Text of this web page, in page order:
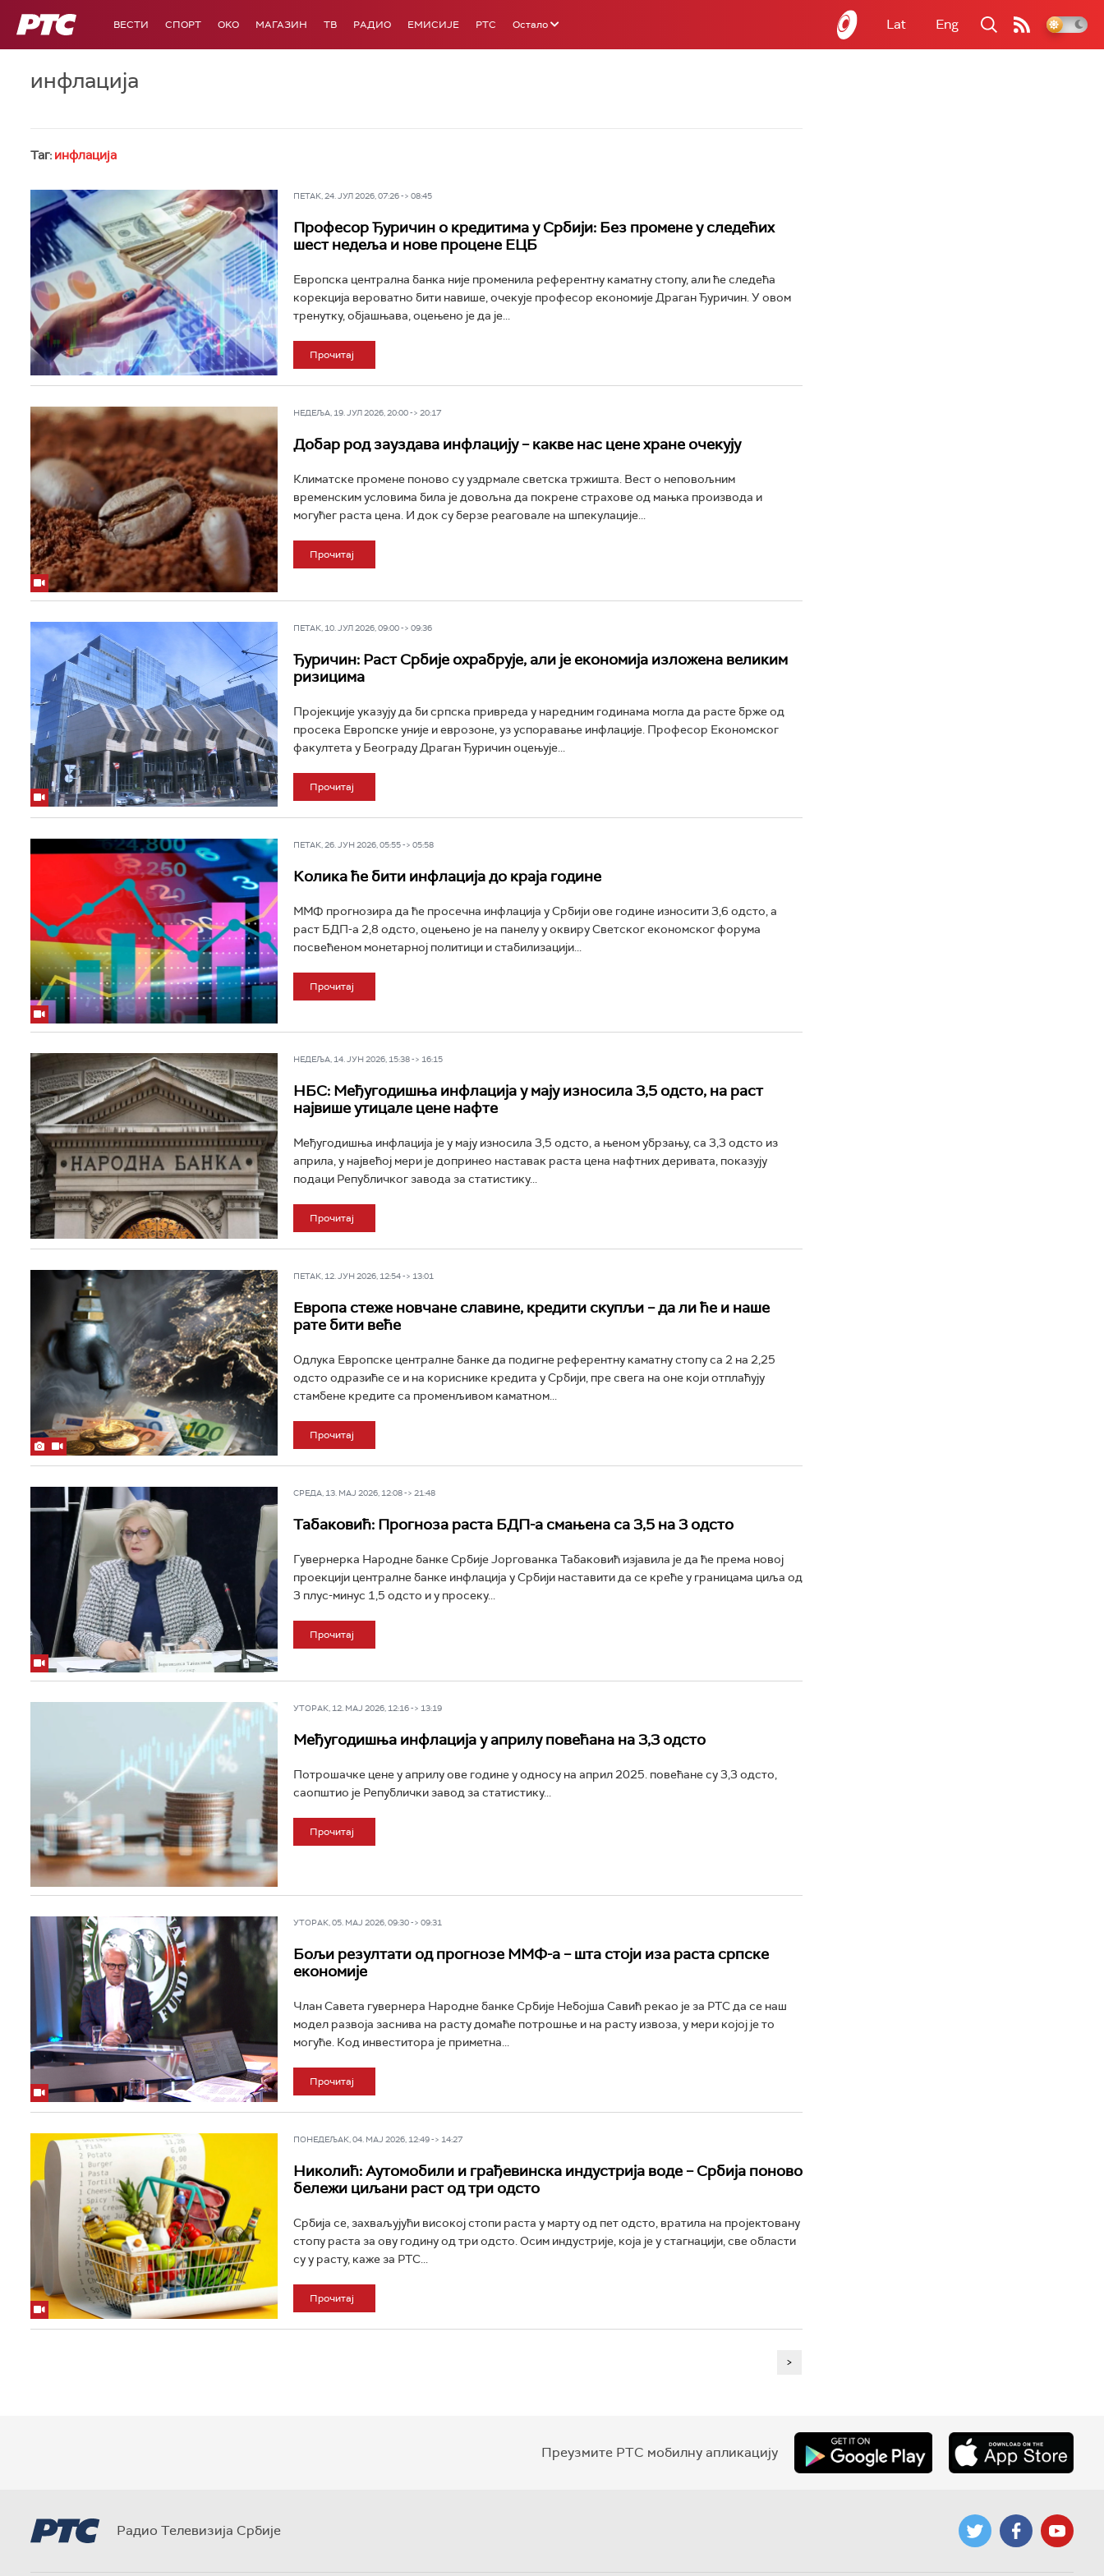
РТС ВЕСТИ СПОРТ OKO МАГАЗИН ТВ РАДИО ЕМИСИЈЕ РТС Остало Lat Eng
инфлација
Таг: инфлација
ПЕТАК, 24. ЈУЛ 2026, 07:26 -> 08:45
Професор Ђуричин о кредитима у Србији: Без промене у следећих
шест недеља и нове процене ЕЦБ
Европска централна банка није променила референтну каматну стопу, али ће следећа
корекција вероватно бити навише, очекује професор економије Драган Ђуричин. У овом
тренутку, објашњава, оцењено је да је...
Прочитај
НЕДЕЉА, 19. ЈУЛ 2026, 20:00 -> 20:17
Добар род зауздава инфлацију – какве нас цене хране очекују
Климатске промене поново су уздрмале светска тржишта. Вест о неповољним
временским условима била је довољна да покрене страхове од мањка производа и
могућег раста цена. И док су берзе реаговале на шпекулације...
Прочитај
ПЕТАК, 10. ЈУЛ 2026, 09:00 -> 09:36
Ђуричин: Раст Србије охрабрује, али је економија изложена великим
ризицима
Пројекције указују да би српска привреда у наредним годинама могла да расте брже од
просека Европске уније и еврозоне, уз успоравање инфлације. Професор Економског
факултета у Београду Драган Ђуричин оцењује...
Прочитај
ПЕТАК, 26. ЈУН 2026, 05:55 -> 05:58
Колика ће бити инфлација до краја године
ММФ прогнозира да ће просечна инфлација у Србији ове године износити 3,6 одсто, а
раст БДП-а 2,8 одсто, оцењено је на панелу у оквиру Светског економског форума
посвећеном монетарној политици и стабилизацији...
Прочитај
НЕДЕЉА, 14. ЈУН 2026, 15:38 -> 16:15
НБС: Међугодишња инфлација у мају износила 3,5 одсто, на раст
највише утицале цене нафте
Међугодишња инфлација је у мају износила 3,5 одсто, а њеном убрзању, са 3,3 одсто из
априла, у највећој мери је допринео наставак раста цена нафтних деривата, показују
подаци Републичког завода за статистику...
Прочитај
ПЕТАК, 12. ЈУН 2026, 12:54 -> 13:01
Европа стеже новчане славине, кредити скупљи – да ли ће и наше
рате бити веће
Одлука Европске централне банке да подигне референтну каматну стопу са 2 на 2,25
одсто одразиће се и на кориснике кредита у Србији, пре свега на оне који отплаћују
стамбене кредите са променљивом каматном...
Прочитај
СРЕДА, 13. МАЈ 2026, 12:08 -> 21:48
Табаковић: Прогноза раста БДП-а смањена са 3,5 на 3 одсто
Гувернерка Народне банке Србије Јоргованка Табаковић изјавила је да ће према новој
проекцији централне банке инфлација у Србији наставити да се креће у границама циља од
3 плус-минус 1,5 одсто и у просеку...
Прочитај
УТОРАК, 12. МАЈ 2026, 12:16 -> 13:19
Међугодишња инфлација у априлу повећана на 3,3 одсто
Потрошачке цене у априлу ове године у односу на април 2025. повећане су 3,3 одсто,
саопштио је Републички завод за статистику...
Прочитај
УТОРАК, 05. МАЈ 2026, 09:30 -> 09:31
Бољи резултати од прогнозе ММФ-а – шта стоји иза раста српске
економије
Члан Савета гувернера Народне банке Србије Небојша Савић рекао је за РТС да се наш
модел развоја заснива на расту домаће потрошње и на расту извоза, у мери којој је то
могуће. Код инвеститора је приметна...
Прочитај
ПОНЕДЕЉАК, 04. МАЈ 2026, 12:49 -> 14:27
Николић: Аутомобили и грађевинска индустрија воде – Србија поново
бележи циљани раст од три одсто
Србија се, захваљујући високој стопи раста у марту од пет одсто, вратила на пројектовану
стопу раста за ову годину од три одсто. Осим индустрије, која је у стагнацији, све области
су у расту, каже за РТС...
Прочитај
>
Преузмите РТС мобилну апликацију
Радио Телевизија Србије